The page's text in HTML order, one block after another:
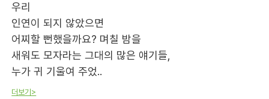
우리
인연이 되지 않았으면
어찌할 뻔했을까요? 며칠 밤을
새워도 모자라는 그대의 많은 얘기들,
누가 귀 기울여 주었..
더보기>